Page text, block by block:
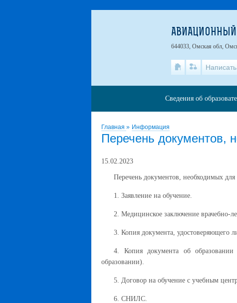
Главная » Информация
Перечень документов,
15.02.2023
Перечень документов, необходимых для
1. Заявление на обучение.
2. Медицинское заключение врачебно-
3. Копия документа, удостоверяющего
4. Копия документа об
образовании).
5. Договор на обучение с учебным
6. СНИЛС.
АВИАЦИОННЫЙ
644033, Омская обл,
Сведения об